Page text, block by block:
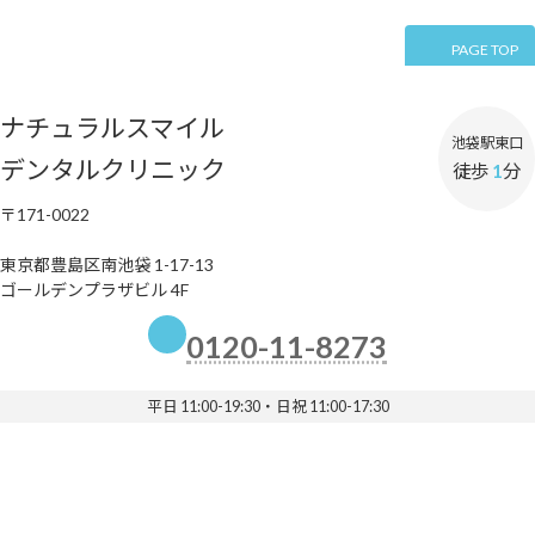
PAGE TOP
ナチュラルスマイル
デンタルクリニック
〒171-0022
東京都豊島区南池袋 1-17-13
ゴールデンプラザビル 4F
池袋駅東口
徒歩 1分
0120-11-8273
平日 11:00-19:30・日祝 11:00-17:30